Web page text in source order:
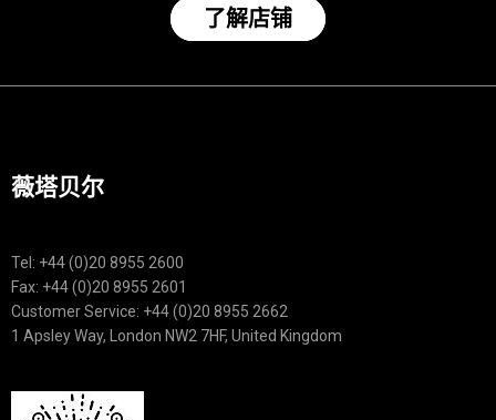
了解店铺
薇塔贝尔
Tel: +44 (0)20 8955 2600
Fax: +44 (0)20 8955 2601
Customer Service: +44 (0)20 8955 2662
1 Apsley Way, London NW2 7HF, United Kingdom